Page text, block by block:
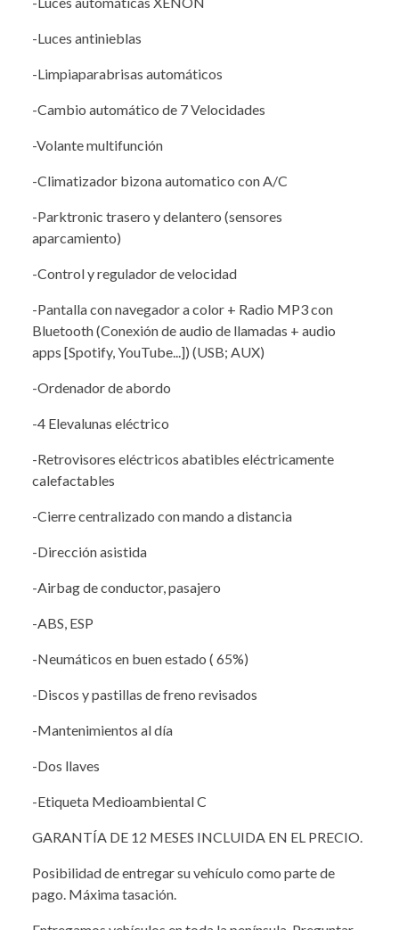
-Luces antinieblas
-Limpiaparabrisas automáticos
-Cambio automático de 7 Velocidades
-Volante multifunción
-Climatizador bizona automatico con A/C
-Parktronic trasero y delantero (sensores
aparcamiento)
-Control y regulador de velocidad
-Pantalla con navegador a color + Radio MP3 con
Bluetooth (Conexión de audio de llamadas + audio
apps [Spotify, YouTube...]) (USB; AUX)
-Ordenador de abordo
-4 Elevalunas eléctrico
-Retrovisores eléctricos abatibles eléctricamente
calefactables
-Cierre centralizado con mando a distancia
-Dirección asistida
-Airbag de conductor, pasajero
-ABS, ESP
-Neumáticos en buen estado ( 65%)
-Discos y pastillas de freno revisados
-Mantenimientos al día
-Dos llaves
-Etiqueta Medioambiental C
GARANTÍA DE 12 MESES INCLUIDA EN EL PRECIO.
Posibilidad de entregar su vehículo como parte de
pago. Máxima tasación.